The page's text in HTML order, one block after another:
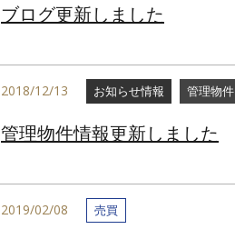
ブログ更新しました
2018/12/13 お知らせ情報 管理物件
管理物件情報更新しました
2019/02/08 売買